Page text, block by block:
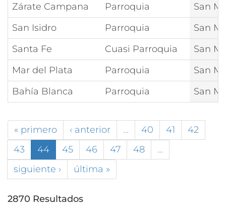
Zárate Campana
Parroquia
San
San Isidro
Parroquia
San
Santa Fe
Cuasi Parroquia
San
Mar del Plata
Parroquia
San
Bahía Blanca
Parroquia San
« primero ‹ anterior … 40 41
42
43
44 45 46 47 48
…
siguiente ›
última »
2870 Resultados